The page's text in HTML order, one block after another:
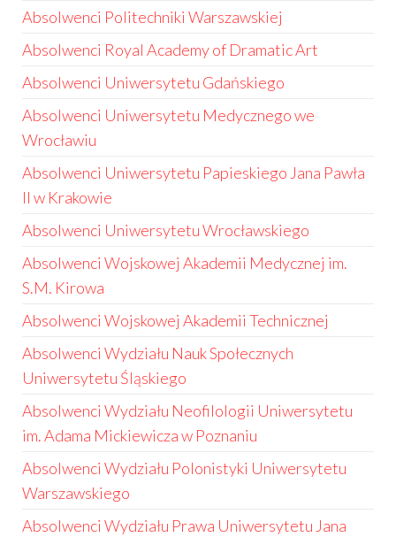
Absolwenci Politechniki Warszawskiej
Absolwenci Royal Academy of Dramatic Art
Absolwenci Uniwersytetu Gdańskiego
Absolwenci Uniwersytetu Medycznego we
Wrocławiu
Absolwenci Uniwersytetu Papieskiego Jana Pawła
II w Krakowie
Absolwenci Uniwersytetu Wrocławskiego
Absolwenci Wojskowej Akademii Medycznej im.
S.M. Kirowa
Absolwenci Wojskowej Akademii Technicznej
Absolwenci Wydziału Nauk Społecznych
Uniwersytetu Śląskiego
Absolwenci Wydziału Neofilologii Uniwersytetu
im. Adama Mickiewicza w Poznaniu
Absolwenci Wydziału Polonistyki Uniwersytetu
Warszawskiego
Absolwenci Wydziału Prawa Uniwersytetu Jana